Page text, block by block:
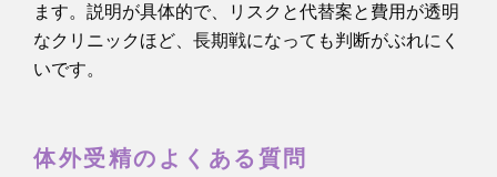
ます。説明が具体的で、リスクと代替案と費用が透明
なクリニックほど、長期戦になっても判断がぶれにく
いです。
体外受精のよくある質問